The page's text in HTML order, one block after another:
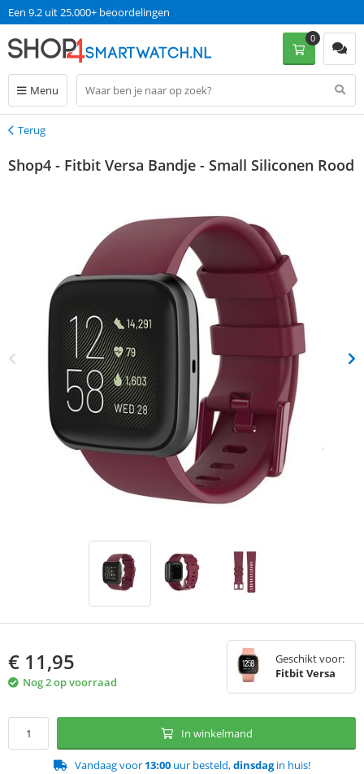
Een 9.2 uit 25.000+ beoordelingen
Menu
0
Terug
Terug
Shop4 - Fitbit Versa Bandje - Small Siliconen Rood
€ 11,95
Nog 2 op voorraad
Geschikt voor:
Fitbit Versa
In winkelmand
Vandaag voor 13:00 uur besteld,dinsdagin huis!